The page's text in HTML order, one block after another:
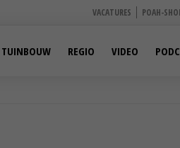
VACATURES POAH-
REGIO VIDEO